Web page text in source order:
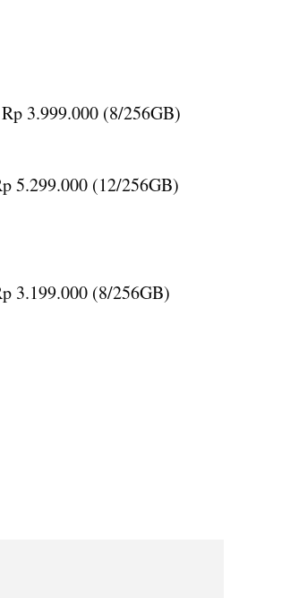
3.999.000 (8/256GB)
5.299.000 (12/256GB)
3.199.000 (8/256GB)